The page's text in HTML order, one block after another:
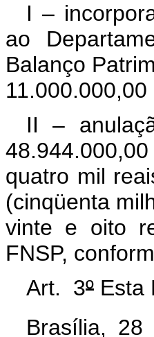
I –
ao
Balanço
II –
quatro mil
(cinqüenta
vinte e oito
FNSP,
Art. 3º Esta
Brasília,